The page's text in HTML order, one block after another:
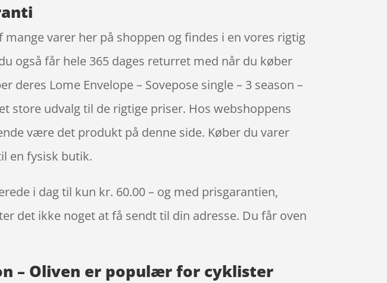
mange varer her på shoppen og findes i en vores rigtig
også får hele 365 dages returret med når du køber
Lome Envelope – Sovepose single – 3 season –
store udvalg til de rigtige priser. Hos webshoppens
være det produkt på denne side. Køber du varer
en fysisk butik.
i dag til kun kr. 60.00 – og med prisgarantien,
det ikke noget at få sendt til din adresse. Du får oven
– Oliven er populær for cyklister